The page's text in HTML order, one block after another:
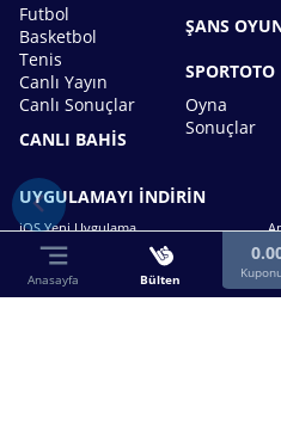
Futbol
Basketbol
Tenis
Canlı Yayın
Canlı Sonuçlar
CANLI BAHİS
ŞANS
SPORTOTO
Oyna
Sonuçlar
UYGULAMAYI İNDİRİN
iOS Yeni Uygulama
Anasayfa Bülten